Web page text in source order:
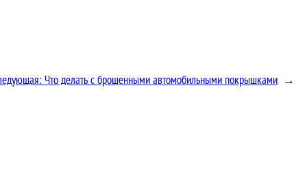
Что делать с брошенными автомобильными покрышками →